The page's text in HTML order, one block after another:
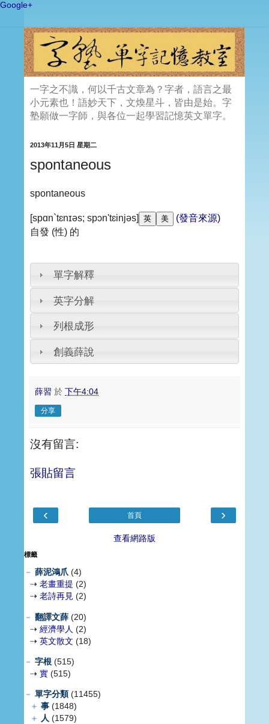
Google+
一字之不識，何以千古文章為？字者，語言之最
小元素也！語妙天下，文煥星斗，皆由是始。字
塾願做一字師，與各位一起學習記憶英文單字。
2013年11月5日 星期二
spontaneous
spontaneous
[spɑn`tɛnɪəs; spɔn'tɛinjəs]
(發音來源)
自發 (性) 的
單字解釋
英字分解
列根成形
創義薛說
薛習 於 下午4:04
分享
沒有留言:
張貼留言
‹ ›
首頁
查看網路版
標籤
－ 薛泥鴻爪 (4)
⇢ 老畫重提 (2)
⇢ 老詩再見 (2)
－ 翻譯文薛 (20)
⇢ 經濟學人 (2)
⇢ 英文散文 (18)
－ 字根 (515)
⇢ 實 (515)
－ 單字分類(11455)
＋ 事 (1848)
＋ 人 (1579)